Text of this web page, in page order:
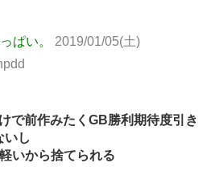
ぱい。
2019/01/05(土)
で前作みたくGB勝利期待度引き
いし
いから捨てられる